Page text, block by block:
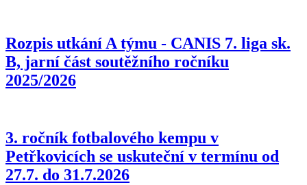
Rozpis utkání A týmu - CANIS 7. liga sk.
B, jarní část soutěžního ročníku
2025/2026
3. ročník fotbalového kempu v
Petřkovicích se uskuteční v termínu od
27.7. do 31.7.2026